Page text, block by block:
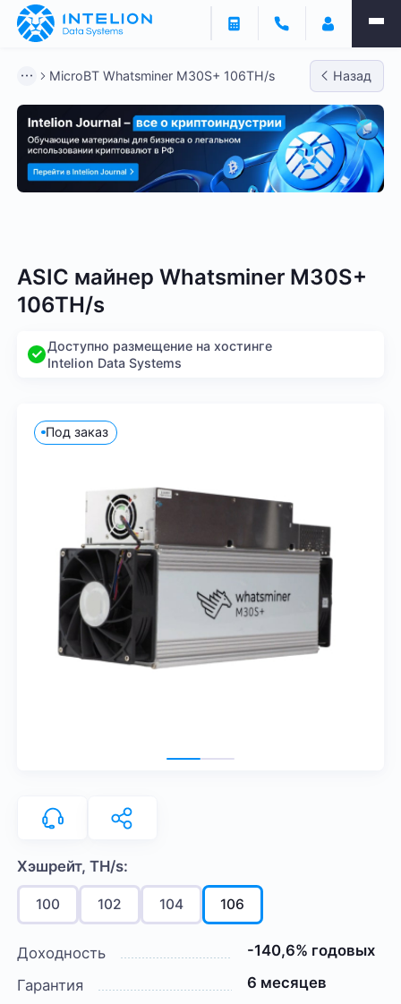
MicroBT Whatsminer M30S+ 106TH/s Назад
ASIC майнер Whatsminer M30S+
106TH/s
Доступно размещение на хостинге
Intelion Data Systems
Под заказ
Хэшрейт, TH/s:
100 102 104 106
Доходность
-140,6% годовых
Гарантия
6 месяцев